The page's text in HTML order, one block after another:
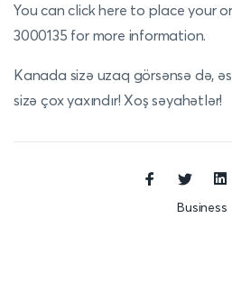
You can click here to place your
3000135 for more information.
Kanada sizə uzaq görsənsə də,
sizə çox yaxındır! Xoş səyahətlər!
Business